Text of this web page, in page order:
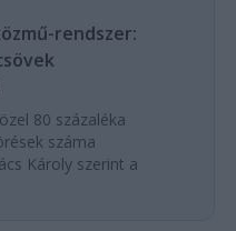
rendszer:
80 százaléka
száma
Károly szerint a